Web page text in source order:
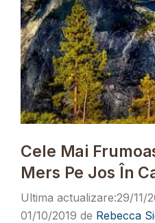
Cele Mai
Mers Pe Jos În
29/11/
01/10/2019 de Rebecca